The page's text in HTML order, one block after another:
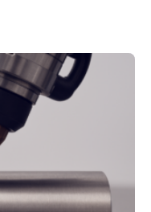
Zulieferindustrie.
Anordnung kann
so mehr Kontrolle
Die ebenfalls neue
dazu, die Software
Messe FACHPACK